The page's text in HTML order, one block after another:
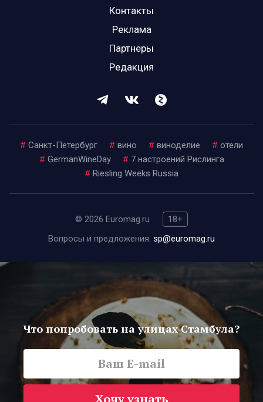
Контакты
Реклама
Партнеры
Редакция
# Санкт-Петербург # вино # виноделие # отели
# GermanWineDay # 7 настроений Рислинга
# Riesling Weeks Russia
© 2026 Euromag.ru
18+
Вопросы и предложения: sp@euromag.ru
Что попробовать на улицах Стамбула?
Хочу узнать